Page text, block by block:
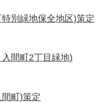
別緑地保全地区)策定
間町2丁目緑地)
町)策定